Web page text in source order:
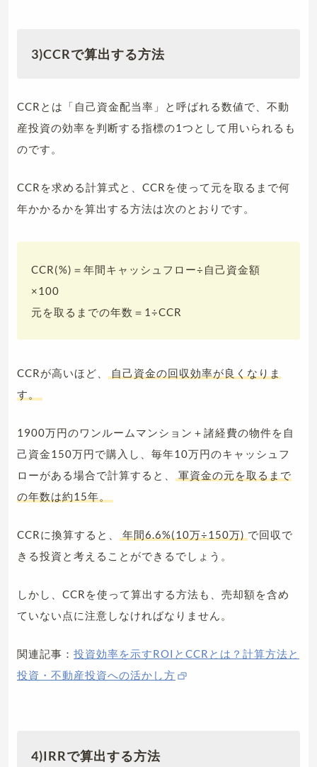
3)CCRで算出する方法
CCRとは「自己資金配当率」と呼ばれる数値で、不動
産投資の効率を判断する指標の1つとして用いられるも
のです。
CCRを求める計算式と、CCRを使って元を取るまで何
年かかるかを算出する方法は次のとおりです。
CCR(%)＝年間キャッシュフロー÷自己資金額
×100
元を取るまでの年数＝1÷CCR
CCRが高いほど、
自己資金の回収効率が良くなりま
す。
1900万円のワンルームマンション＋諸経費の物件を自
己資金150万円で購入し、毎年10万円のキャッシュフ
ローがある場合で計算すると、
軍資金の元を取るまで
の年数は約15年。
CCRに換算すると、 年間6.6%(10万÷150万) で回収で
きる投資と考えることができるでしょう。
しかし、CCRを使って算出する方法も、売却額を含め
ていない点に注意しなければなりません。
関連記事： 投資効率を示すROIとCCRとは？計算方法と
投資・不動産投資への活かし方
4)IRRで算出する方法